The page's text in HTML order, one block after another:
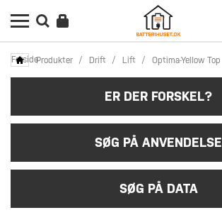
ForsideProdukter / Drift / Lift / Optima-Yellow Top
ER DER FORSKEL?
SØG PÅ ANVENDELSE
SØG PÅ DATA